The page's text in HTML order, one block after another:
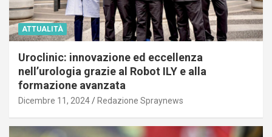
ATTUALITÀ
Uroclinic: innovazione ed eccellenza
nell’urologia grazie al Robot ILY e alla
formazione avanzata
Dicembre 11, 2024 Redazione Spraynews